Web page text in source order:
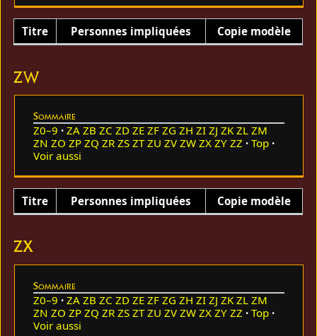
Titre Personnes impliquées Copie modèle
ZW
Sommaire
Z0–9 ZA ZB ZC ZD ZE ZF ZG ZH ZI ZJ ZK ZL ZM
ZN ZO ZP ZQ ZR ZS ZT ZU ZV ZW ZX ZY ZZ
Top
Voir aussi
Titre Personnes impliquées Copie modèle
ZX
Sommaire
Z0–9 ZA ZB ZC ZD ZE ZF ZG ZH ZI ZJ ZK ZL ZM
ZN ZO ZP ZQ ZR ZS ZT ZU ZV ZW ZX ZY ZZ
Top
Voir aussi